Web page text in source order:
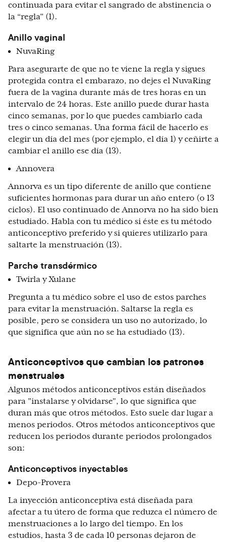
continuada para evitar el sangrado de abstinencia o
la “regla" (1).
Anillo vaginal
NuvaRing
Para asegurarte de que no te viene la regla y sigues
protegida contra el embarazo, no dejes el NuvaRing
fuera de la vagina durante más de tres horas en un
intervalo de 24 horas. Este anillo puede durar hasta
cinco semanas, por lo que puedes cambiarlo cada
tres o cinco semanas. Una forma fácil de hacerlo es
elegir un día del mes (por ejemplo, el día 1) y ceñirte a
cambiar el anillo ese día (13).
Annovera
Annorva es un tipo diferente de anillo que contiene
suficientes hormonas para durar un año entero (o 13
ciclos). El uso continuado de Annorva no ha sido bien
estudiado. Habla con tu médico si éste es tu método
anticonceptivo preferido y si quieres utilizarlo para
saltarte la menstruación (13).
Parche transdérmico
Twirla y Xulane
Pregunta a tu médico sobre el uso de estos parches
para evitar la menstruación. Saltarse la regla es
posible, pero se considera un uso no autorizado, lo
que significa que aún no se ha estudiado (13).
Anticonceptivos que cambian los patrones
menstruales
Algunos métodos anticonceptivos están diseñados
para "instalarse y olvidarse", lo que significa que
duran más que otros métodos. Esto suele dar lugar a
menos periodos. Otros métodos anticonceptivos que
reducen los periodos durante periodos prolongados
son:
Anticonceptivos inyectables
Depo-Provera
La inyección anticonceptiva está diseñada para
afectar a tu útero de forma que reduzca el número de
menstruaciones a lo largo del tiempo. En los
estudios, hasta 3 de cada 10 personas dejaron de